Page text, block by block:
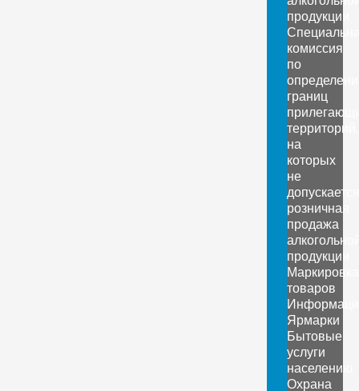
продукции
комиссия
по
границ
территорий,
на
которых
не
допускается
розничная
продажа
продукции
Маркировка
товаров
Ярмарки
Бытовые
услуги
населению
Охрана